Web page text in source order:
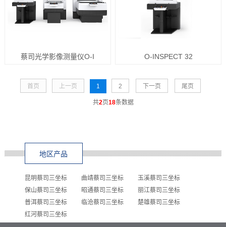
蔡司光学影像测量仪O-I O-INSPECT 32
首页 上一页 1 2 下一页 尾页
共2页18条数据
地区产品
昆明蔡司三坐标 曲靖蔡司三坐标
玉溪蔡司三坐标
保山蔡司三坐标
昭通蔡司三坐标
丽江蔡司三坐标
普洱蔡司三坐标
临沧蔡司三坐标
楚雄蔡司三坐标
红河蔡司三坐标